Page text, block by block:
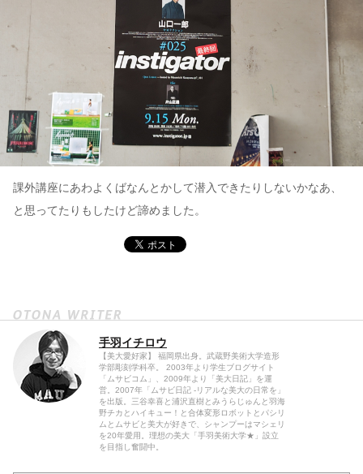
課外講座にあわよくばなんとかして潜入できたりしないかなあ、
と思ってたりもしたけど諦めました。
手羽イチロウ
【美大愛好家】 福岡県出身。武蔵野美術大学造形
学部彫刻学科卒。 2003年より学生ブログサイト
「ムサビコム」、2009年より「美大日記」を運
営。2007年「ムサビ日記 -リアルな美大の日常を」
を出版。三谷幸喜と浦沢直樹とみうらじゅんと羽海
野チカとハイキュー！と合体変形ロボットとパシリ
ムとムサビと美大が好きで、シャンプーはマシェリ
を20年愛用。理想の美大「手羽美術大学★」設立
を目指し奮闘中。